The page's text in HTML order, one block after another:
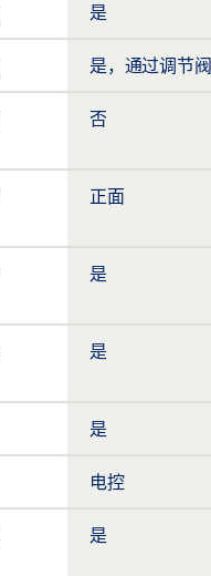
是
是，通过调节阀
否
正面
是
是
是
电控
是